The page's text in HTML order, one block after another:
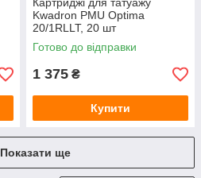
Kwadron PMU Optima
20/1RLLT, 20 шт
Готово до відправки
1 375 ₴
Купити
Показати ще